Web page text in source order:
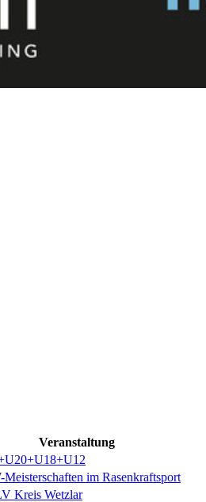
Veranstaltung
im Rasenkraftsport
Kreis Wetzlar